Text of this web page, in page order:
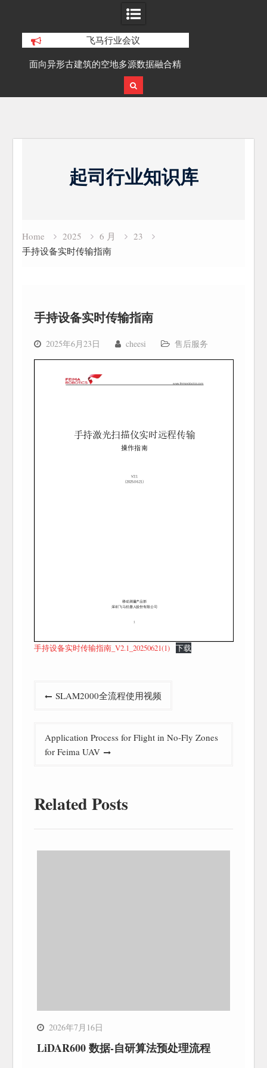
飞马行业会议
面向异形古建筑的空地多源数据融合精
细化三维重建研究
起司行业知识库
Home 2025 6 月
23
手持设备实时传输指南
手持设备实时传输指南
2025年6月23日 cheesi 售后服务
手持设备实时传输指南_V2.1_20250621(1) 下载
航
SLAM2000全流程使用视频
Application Process for Flight in No-Fly Zones
for Feima UAV
Related Posts
2026年7月16日
LiDAR600 数据-自研算法预处理流程